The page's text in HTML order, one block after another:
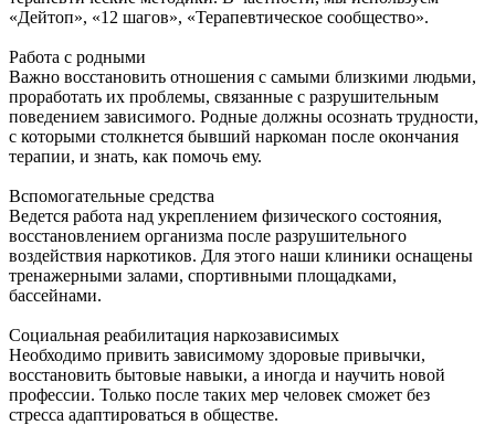
«Дейтоп», «12 шагов», «Терапевтическое сообщество».
Работа с родными
Важно восстановить отношения с самыми близкими людьми,
проработать их проблемы, связанные с разрушительным
поведением зависимого. Родные должны осознать трудности,
с которыми столкнется бывший наркоман после окончания
терапии, и знать, как помочь ему.
Вспомогательные средства
Ведется работа над укреплением физического состояния,
восстановлением организма после разрушительного
воздействия наркотиков. Для этого наши клиники оснащены
тренажерными залами, спортивными площадками,
бассейнами.
Социальная реабилитация наркозависимых
Необходимо привить зависимому здоровые привычки,
восстановить бытовые навыки, а иногда и научить новой
профессии. Только после таких мер человек сможет без
стресса адаптироваться в обществе.